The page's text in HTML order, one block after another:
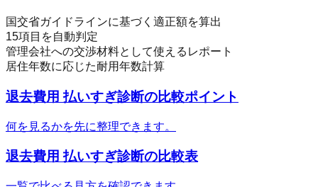
国交省ガイドラインに基づく適正額を算出
15項目を自動判定
管理会社への交渉材料として使えるレポート
居住年数に応じた耐用年数計算
退去費用 払いすぎ診断の比較ポイント
何を見るかを先に整理できます。
退去費用 払いすぎ診断の比較表